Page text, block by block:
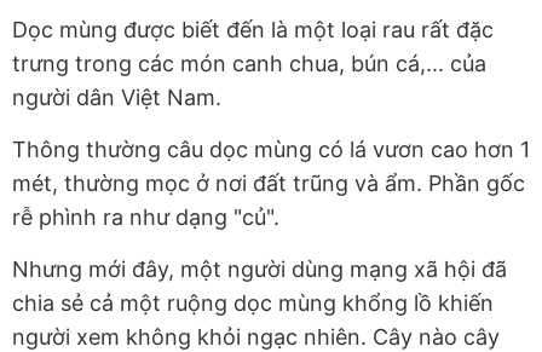
Dọc mùng được biết đến là một loại rau rất đặc
trưng trong các món canh chua, bún cá,... của
người dân Việt Nam.
Thông thường câu dọc mùng có lá vươn cao hơn 1
mét, thường mọc ở nơi đất trũng và ẩm. Phần gốc
rễ phình ra như dạng "củ".
Nhưng mới đây, một người dùng mạng xã hội đã
chia sẻ cả một ruộng dọc mùng khổng lồ khiến
người xem không khỏi ngạc nhiên. Cây nào cây